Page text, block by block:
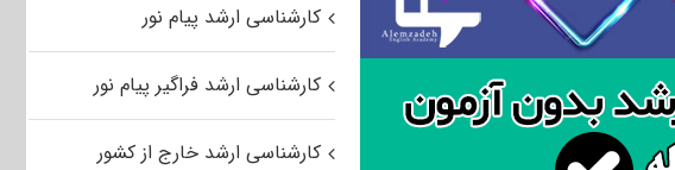
کارشناسی ارشد پیام نور
کارشناسی ارشد فراگیر پیام نور
کارشناسی ارشد خارج از کشور